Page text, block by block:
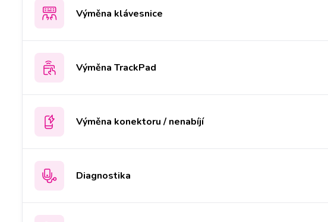
Výměna klávesnice
Výměna TrackPad
Výměna konektoru / nenabíjí
Diagnostika